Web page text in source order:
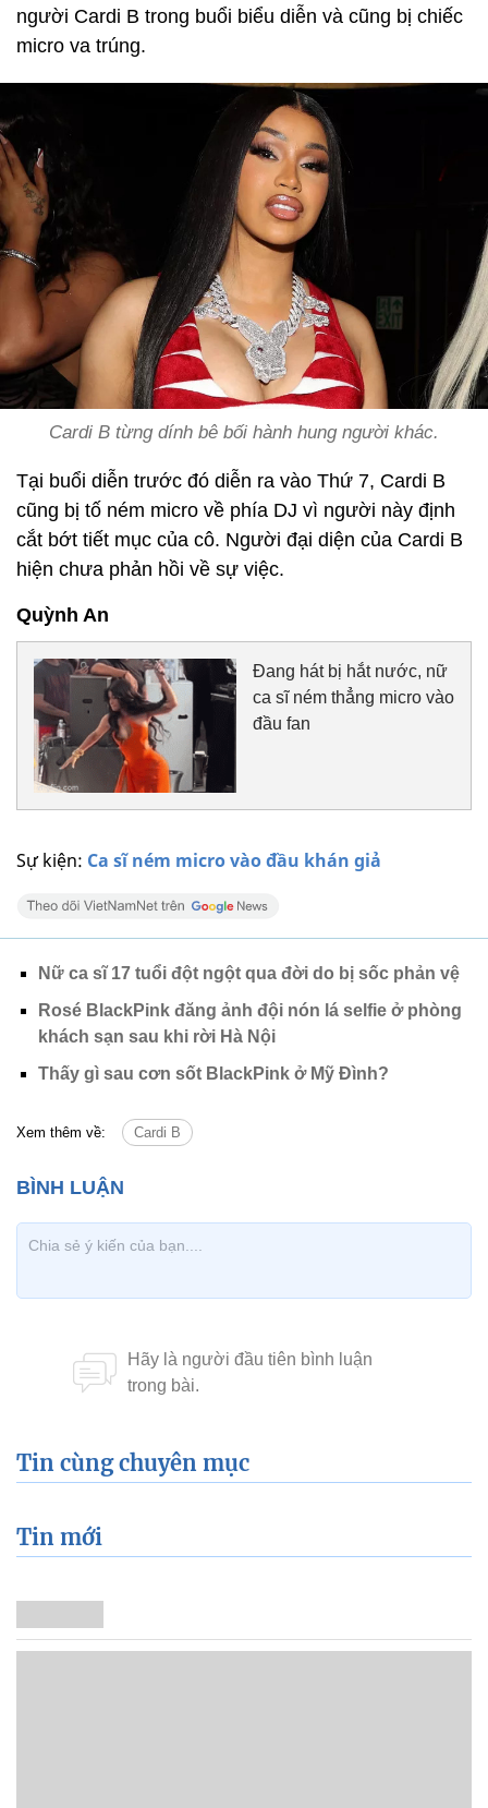
Sự kiện: Ca sĩ ném micro vào đầu khán giả
người Cardi B trong buổi biểu diễn và cũng bị chiếc
micro va trúng.
Cardi B từng dính bê bối hành hung người khác.
Tại buổi diễn trước đó diễn ra vào Thứ 7, Cardi B
cũng bị tố ném micro về phía DJ vì người này định
cắt bớt tiết mục của cô. Người đại diện của Cardi B
hiện chưa phản hồi về sự việc.
Quỳnh An
Đang hát bị hắt nước, nữ
ca sĩ ném thẳng micro vào
đầu fan
Nữ ca sĩ 17 tuổi đột ngột qua đời do bị sốc phản vệ
Rosé BlackPink đăng ảnh đội nón lá selfie ở phòng
khách sạn sau khi rời Hà Nội
Thấy gì sau cơn sốt BlackPink ở Mỹ Đình?
Xem thêm về: Cardi B
Tin cùng chuyên mục
Tin mới